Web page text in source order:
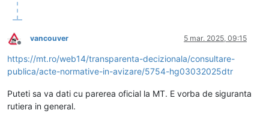
Deconectat
vancouver 5 mar. 2025, 09:15
https://mt.ro/web14/transparenta-decizionala/consultare-
publica/acte-normative-in-avizare/5754-hg03032025dtr
Puteti sa va dati cu parerea oficial la MT. E vorba de siguranta
rutiera in general.